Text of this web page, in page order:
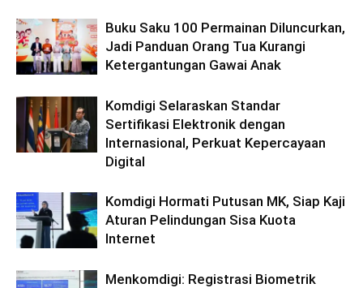
Buku Saku 100 Permainan Diluncurkan,
Jadi Panduan Orang Tua Kurangi
Ketergantungan Gawai Anak
Komdigi Selaraskan Standar
Sertifikasi Elektronik dengan
Internasional, Perkuat Kepercayaan
Digital
Komdigi Hormati Putusan MK, Siap Kaji
Aturan Pelindungan Sisa Kuota
Internet
Menkomdigi: Registrasi Biometrik